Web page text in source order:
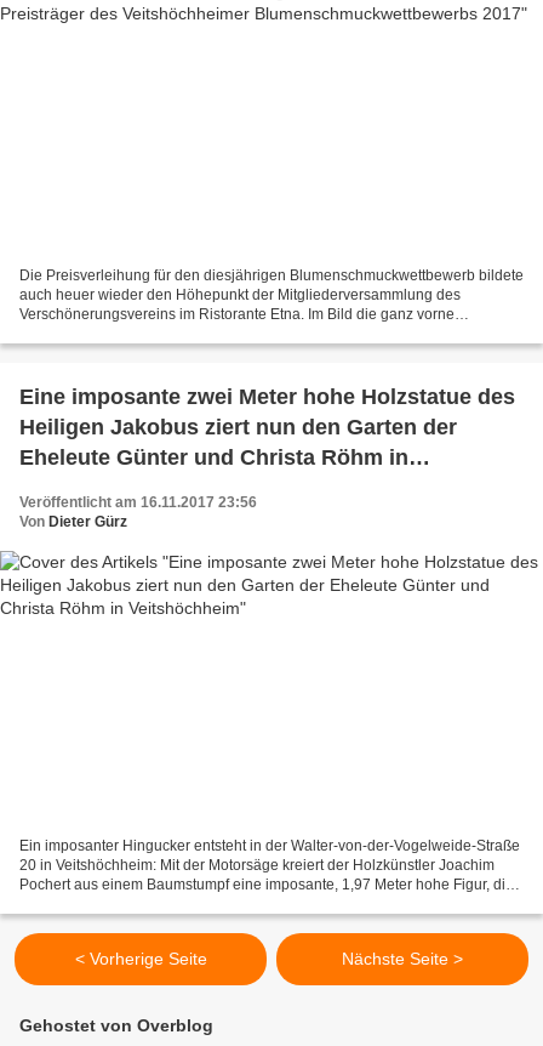
Die Preisverleihung für den diesjährigen Blumenschmuckwettbewerb bildete
auch heuer wieder den Höhepunkt der Mitgliederversammlung des
Verschönerungsvereins im Ristorante Etna. Im Bild die ganz vorne
Eine imposante zwei Meter hohe Holzstatue des
Heiligen Jakobus ziert nun den Garten der
Eheleute Günter und Christa Röhm in
Veröffentlicht am 16.11.2017 23:56
Von Dieter Gürz
Ein imposanter Hingucker entsteht in der Walter-von-der-Vogelweide-Straße
20 in Veitshöchheim: Mit der Motorsäge kreiert der Holzkünstler Joachim
Pochert aus einem Baumstumpf eine imposante, 1,97 Meter hohe Figur, die
< Vorherige Seite Nächste Seite >
Gehostet von Overblog